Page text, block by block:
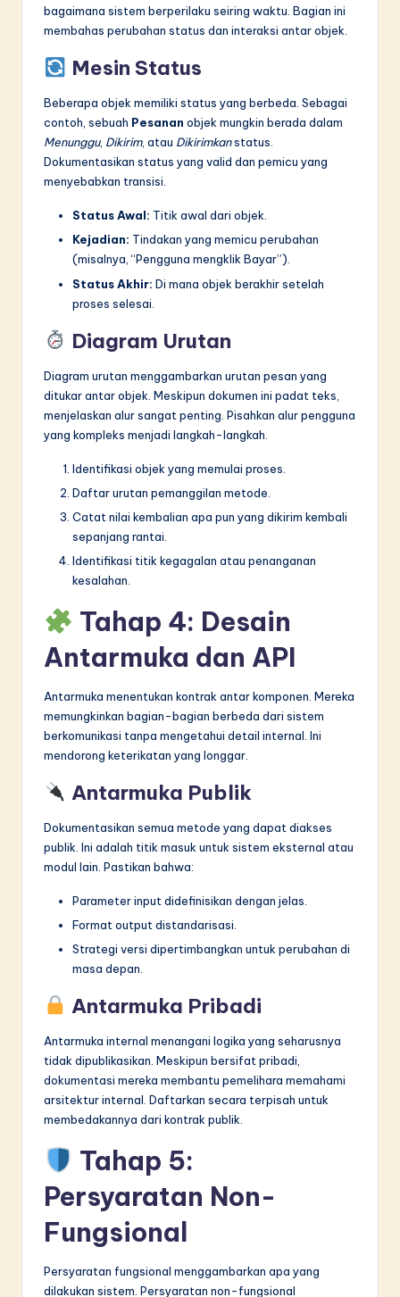
bagaimana sistem berperilaku seiring waktu. Bagian ini
membahas perubahan status dan interaksi antar objek.
Mesin Status
Beberapa objek memiliki status yang berbeda. Sebagai
contoh, sebuah Pesanan objek mungkin berada dalam
Menunggu, Dikirim, atau Dikirimkanstatus.
Dokumentasikan status yang valid dan pemicu yang
menyebabkan transisi.
Status Awal: Titik awal dari objek.
Kejadian: Tindakan yang memicu perubahan
(misalnya, “Pengguna mengklik Bayar”).
Status Akhir: Di mana objek berakhir setelah
proses selesai.
Diagram Urutan
Diagram urutan menggambarkan urutan pesan yang
ditukar antar objek. Meskipun dokumen ini padat teks,
menjelaskan alur sangat penting. Pisahkan alur pengguna
yang kompleks menjadi langkah-langkah.
Identifikasi objek yang memulai proses.
Daftar urutan pemanggilan metode.
Catat nilai kembalian apa pun yang dikirim kembali
sepanjang rantai.
Identifikasi titik kegagalan atau penanganan
kesalahan.
Tahap 4: Desain
Antarmuka dan API
Antarmuka menentukan kontrak antar komponen. Mereka
memungkinkan bagian-bagian berbeda dari sistem
berkomunikasi tanpa mengetahui detail internal. Ini
mendorong keterikatan yang longgar.
Antarmuka Publik
Dokumentasikan semua metode yang dapat diakses
publik. Ini adalah titik masuk untuk sistem eksternal atau
modul lain. Pastikan bahwa:
Parameter input didefinisikan dengan jelas.
Format output distandarisasi.
Strategi versi dipertimbangkan untuk perubahan di
masa depan.
Antarmuka Pribadi
Antarmuka internal menangani logika yang seharusnya
tidak dipublikasikan. Meskipun bersifat pribadi,
dokumentasi mereka membantu pemelihara memahami
arsitektur internal. Daftarkan secara terpisah untuk
membedakannya dari kontrak publik.
Tahap 5:
Persyaratan Non-
Fungsional
Persyaratan fungsional menggambarkan apa yang
dilakukan sistem. Persyaratan non-fungsional